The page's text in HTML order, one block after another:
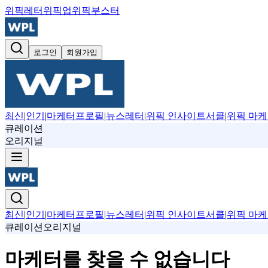
위픽레터 위픽업위픽부스터
로그인 회원가입
최신|인기 |마케터프로필|뉴스레터 |위픽 인사이트서클|위픽 마케
큐레이션
오리지널
최신|인기 |마케터프로필|뉴스레터 |위픽 인사이트서클|위픽 마케
큐레이션 오리지널
마케터를 찾을 수 없습니다